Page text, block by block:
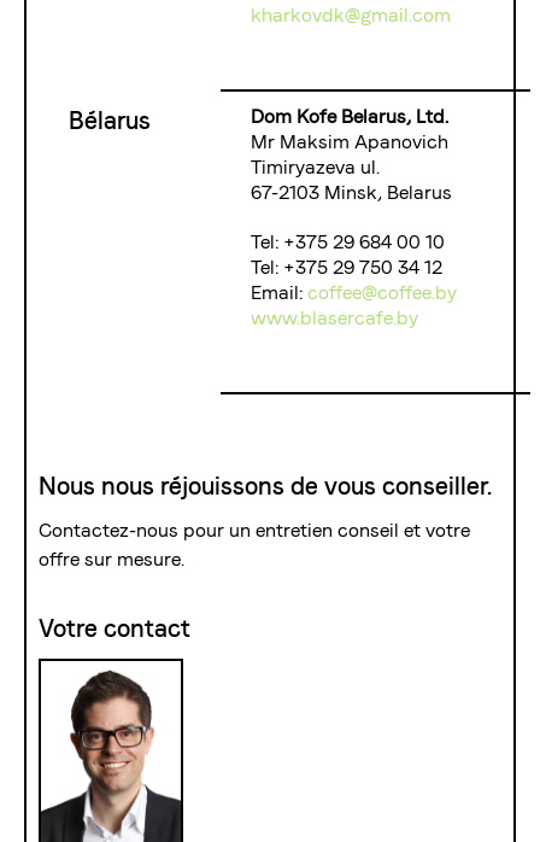
kharkovdk@gmail.com
Bélarus
Dom Kofe Belarus, Ltd.
Mr Maksim Apanovich
Timiryazeva ul.
67-2103 Minsk, Belarus
Tel: +375 29 684 00 10
Tel: +375 29 750 34 12
Email: coffee@coffee.by
www.blasercafe.by
Nous nous réjouissons de vous conseiller.
Contactez-nous pour un entretien conseil et votre
offre sur mesure.
Votre contact